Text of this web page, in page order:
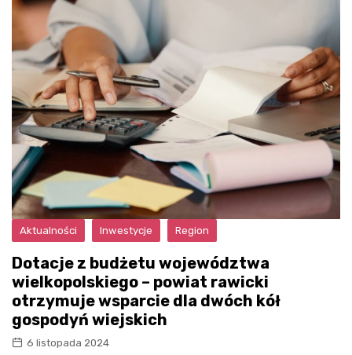
Aktualności Inwestycje Region
Dotacje z budżetu województwa
wielkopolskiego – powiat rawicki
otrzymuje wsparcie dla dwóch kół
gospodyń wiejskich
6 listopada 2024